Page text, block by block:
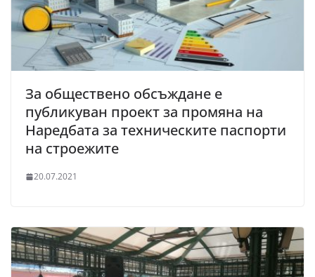
За обществено обсъждане е
публикуван проект за промяна на
Наредбата за техническите паспорти
на строежите
20.07.2021